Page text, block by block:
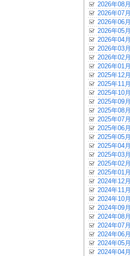
2026年08月
2026年07月
2026年06月
2026年05月
2026年04月
2026年03月
2026年02月
2026年01月
2025年12月
2025年11月
2025年10月
2025年09月
2025年08月
2025年07月
2025年06月
2025年05月
2025年04月
2025年03月
2025年02月
2025年01月
2024年12月
2024年11月
2024年10月
2024年09月
2024年08月
2024年07月
2024年06月
2024年05月
2024年04月